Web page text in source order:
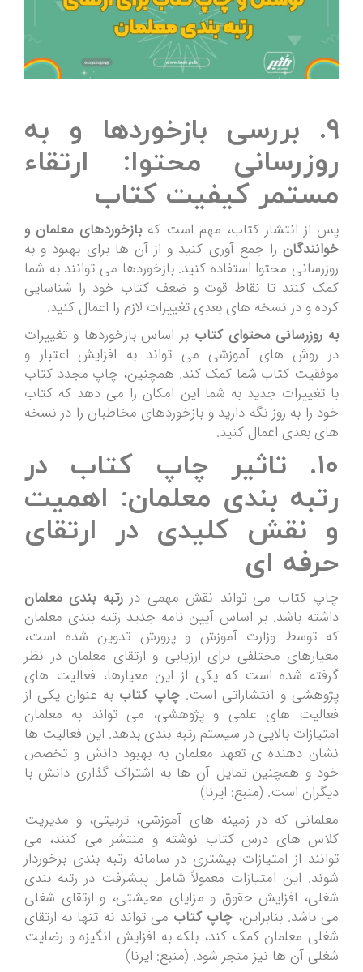
۹. بررسی بازخوردها و به
روزرسانی محتوا: ارتقاء
مستمر کیفیت کتاب
پس از انتشار کتاب، مهم است کهبازخوردهای معلمان و
خوانندگان را جمع آوری کنید و از آن ها برای بهبود و به
روزرسانی محتوا استفاده کنید. بازخوردها می توانند به شما
کمک کنند تا نقاط قوت و ضعف کتاب خود را شناسایی
کرده و در نسخه های بعدی تغییرات لازم را اعمال کنید.
به روزرسانی محتوای کتاب بر اساس بازخوردها و تغییرات
در روش های آموزشی می تواند به افزایش اعتبار و
موفقیت کتاب شما کمک کند. همچنین، چاپ مجدد کتاب
با تغییرات جدید به شما این امکان را می دهد که کتاب
خود را به روز نگه دارید و بازخوردهای مخاطبان را در نسخه
های بعدی اعمال کنید.
10. تاثیر چاپ کتاب در
رتبه بندی معلمان: اهمیت
و نقش کلیدی در ارتقای
حرفه ای
چاپ کتاب می تواند نقش مهمی دررتبه بندی معلمان
داشته باشد. بر اساس آیین نامه جدید رتبه بندی معلمان
که توسط وزارت آموزش و پرورش تدوین شده است،
معیارهای مختلفی برای ارزیابی و ارتقای معلمان در نظر
گرفته شده است که یکی از این معیارها، فعالیت های
پژوهشی و انتشاراتی است.چاپ کتاب به عنوان یکی از
فعالیت های علمی و پژوهشی، می تواند به معلمان
امتیازات بالایی در سیستم رتبه بندی بدهد. این فعالیت ها
نشان دهنده ی تعهد معلمان به بهبود دانش و تخصص
خود و همچنین تمایل آن ها به اشتراک گذاری دانش با
دیگران است​. (منبع: ایرنا)
معلمانی که در زمینه های آموزشی، تربیتی، و مدیریت
کلاس های درس کتاب نوشته و منتشر می کنند، می
توانند از امتیازات بیشتری در سامانه رتبه بندی برخوردار
شوند. این امتیازات معمولاً شامل پیشرفت در رتبه بندی
شغلی، افزایش حقوق و مزایای معیشتی، و ارتقای شغلی
می باشد. بنابراین، چاپ کتاب می تواند نه تنها به ارتقای
شغلی معلمان کمک کند، بلکه به افزایش انگیزه و رضایت
شغلی آن ها نیز منجر شود. (منبع: ایرنا)